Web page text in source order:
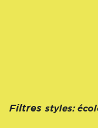
Filtres styles: